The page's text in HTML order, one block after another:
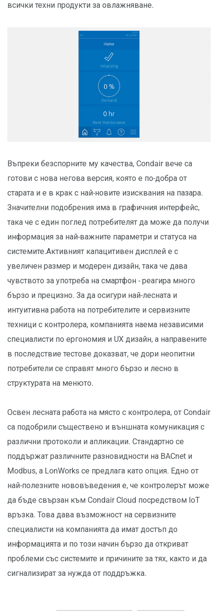
всички техни продукти за овлажняване.
Въпреки безспорните му качества, Condair вече са
готови с нова негова версия, която е по-добра от
старата и е в крак с най-новите изисквания на пазара.
Значителни подобрения има в графичния интерфейс,
така че с един поглед потребителят да може да получи
информация за най-важните параметри и статуса на
системите.Активният капацитивен дисплей е с
увеличен размер и модерен дизайн, така че дава
чувството за употреба на смартфон - реагира много
бързо и прецизно. За да осигури най-лесната и
интуитивна работа на потребителите и сервизните
техници с контролера, компанията наема независими
специалисти по ергономия и UX дизайн, а направените
в последствие тестове доказват, че дори неопитни
потребители се справят много бързо и лесно в
структурата на менюто.
Освен лесната работа на място с контролера, от Condair
са подобрили съществено и външната комуникация с
различни протоколи и апликации. Стандартно се
поддържат различните разновидности на BACnet и
Modbus, а LonWorks се предлага като опция. Едно от
най-полезните нововъведения е, че контролерът може
да бъде свързан към Condair Cloud посредством IoT
връзка. Това дава възможност на сервизните
специалисти на компанията да имат достъп до
информацията и по този начин бързо да откриват
проблеми със системите и причините за тях, както и да
сигнализират за нужда от поддръжка.